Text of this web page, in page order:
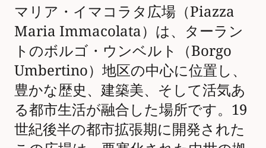
マリア・イマコラタ広場（Piazza
Maria Immacolata）は、ターラン
トのボルゴ・ウンベルト（Borgo
Umbertino）地区の中心に位置し、
豊かな歴史、建築美、そして活気あ
る都市生活が融合した場所です。19
世紀後半の都市拡張期に開発された